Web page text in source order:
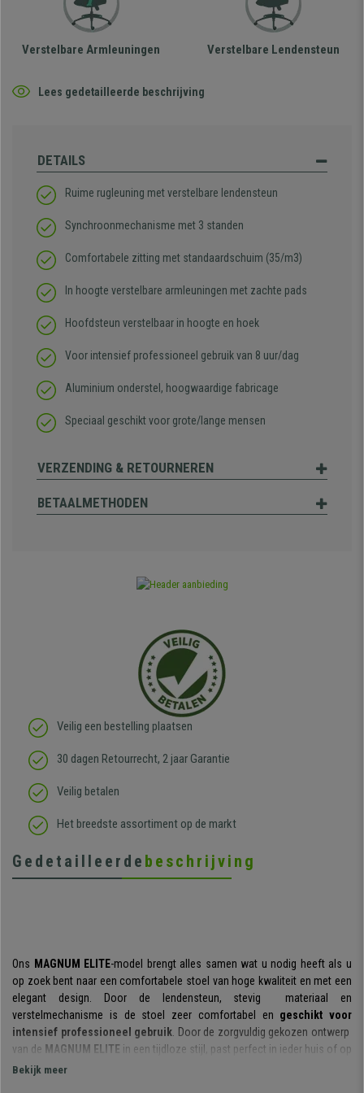
Verstelbare Armleuningen Verstelbare Lendensteun
Lees gedetailleerde beschrijving
DETAILS
Ruime rugleuning met verstelbare lendensteun
Synchroonmechanisme met 3 standen
Comfortabele zitting met standaardschuim (35/m3)
In hoogte verstelbare armleuningen met zachte pads
Hoofdsteun verstelbaar in hoogte en hoek
Voor intensief professioneel gebruik van 8 uur/dag
Aluminium onderstel, hoogwaardige fabricage
Speciaal geschikt voor grote/lange mensen
VERZENDING & RETOURNEREN
BETAALMETHODEN
Veilig een bestelling plaatsen
30 dagen Retourrecht, 2 jaar Garantie
Veilig betalen
Het breedste assortiment op de markt
Gedetailleerde beschrijving
Ons MAGNUM ELITE-model brengt alles samen wat u nodig heeft als u
op zoek bent naar een comfortabele stoel van hoge kwaliteit en met een
elegant design. Door de lendensteun, stevig materiaal en
verstelmechanisme is de stoel zeer comfortabel en geschikt voor
intensief professioneel gebruik. Door de zorgvuldig gekozen ontwerp
van de MAGNUM ELITE in een tijdloze stijl, past perfect in ieder huis of op
kantoor.
Bekijk meer